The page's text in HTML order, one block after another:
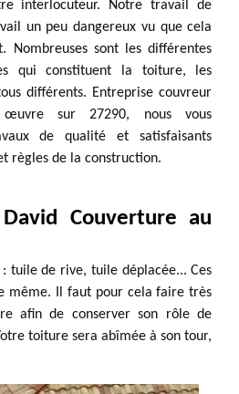
interlocuteur. Notre travail de
un peu dangereux vu que cela
Nombreuses sont les différentes
qui constituent la toiture, les
différents. Entreprise couvreur
œuvre sur 27290, nous vous
de qualité et satisfaisants
règles de la construction.
Couverture au
tuile de rive, tuile déplacée... Ces
même. Il faut pour cela faire très
afin de conserver son rôle de
toiture sera abîmée à son tour,